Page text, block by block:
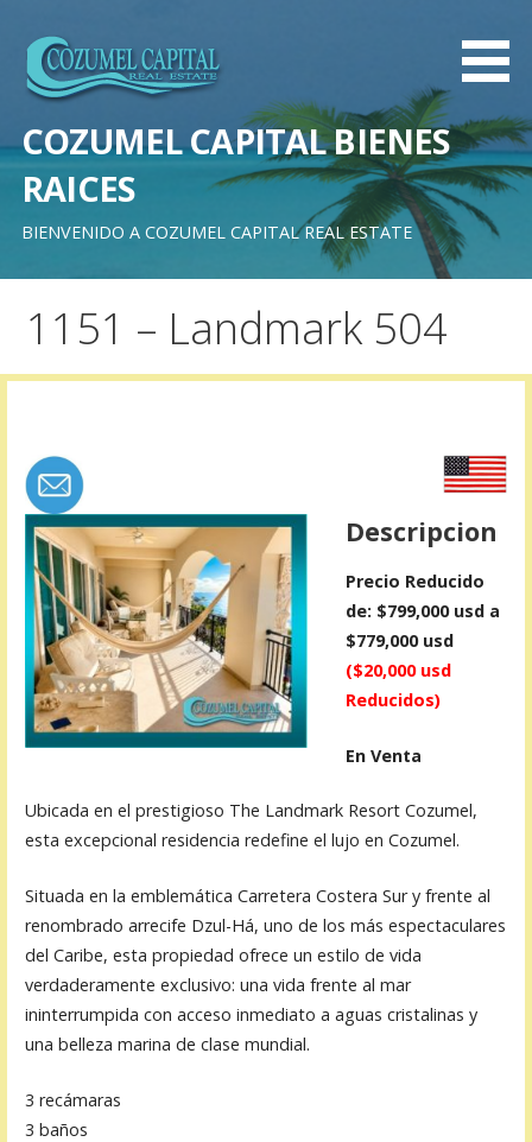
contenido
COZUMEL CAPITAL BIENES
RAICES
BIENVENIDO A COZUMEL CAPITAL REAL ESTATE
1151 – Landmark 504
Descripcion
Precio Reducido
de: $799,000 usd a
$779,000 usd
($20,000 usd
Reducidos)
En Venta
Ubicada en el prestigioso The Landmark Resort Cozumel,
esta excepcional residencia redefine el lujo en Cozumel.
Situada en la emblemática Carretera Costera Sur y frente al
renombrado arrecife Dzul-Há, uno de los más espectaculares
del Caribe, esta propiedad ofrece un estilo de vida
verdaderamente exclusivo: una vida frente al mar
ininterrumpida con acceso inmediato a aguas cristalinas y
una belleza marina de clase mundial.
3 recámaras
3 baños